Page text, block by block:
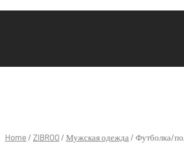
Home / ZIBROO / Мужская одежда / Футболка/